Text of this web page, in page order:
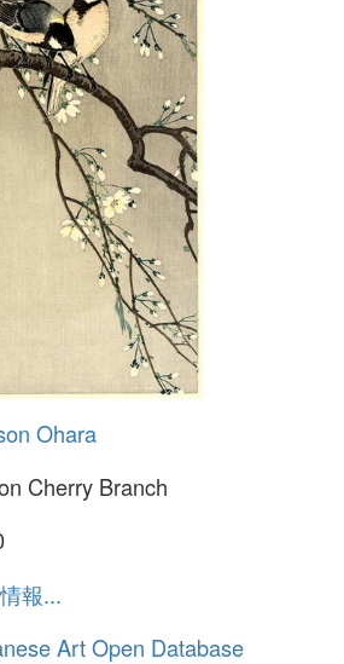
Ohara
Cherry Branch
報...
Art Open Database